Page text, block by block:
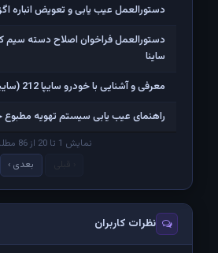
دستورالعمل عیب یابی و تعویض انباره
دستورالعمل فراخوان اصلاح دسته سيم
ساینا
معرفی و آشنایی با خودرو سایپا 212 (سایپا کوییک)
راهنمای عیب یابی سیستم تهویه مطبوع
نمایش 1 تا 20 از 86 مطلب
بعدی ›
نظرات کاربران